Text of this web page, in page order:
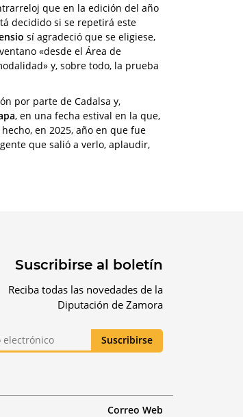
que en la edición del año
decidido si se repetirá este
sí agradeció que se eligiese,
«desde el Área de
y, sobre todo, la prueba
por parte de Cadalsa y,
, en una fecha estival en la que,
hecho, en 2025, año en que fue
que salió a verlo, aplaudir,
Suscribirse al boletín
Reciba todas las novedades de la
Diputación de Zamora
Correo Web